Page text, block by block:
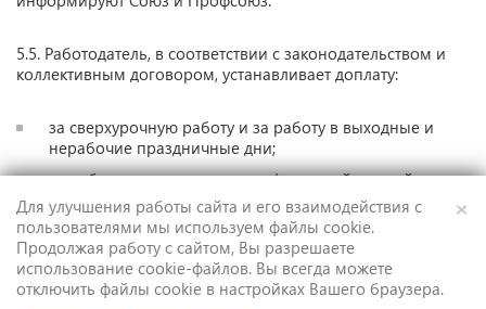
5.5. Работодатель, в соответствии с законодательством и
коллективным договором, устанавливает доплату:
за сверхурочную работу и за работу в выходные и
нерабочие праздничные дни;
за работу в вечернюю смену (вечерней сменой
считается работа в смене, которая непосредственно
предшествует ночной, - с 18.00 до 22.00 часов) – не
менее 20% часовой тарифной ставки за каждый час
работы;
за работу в ночную смену (с 22.00 до 6.00 часов) – не
×
Для улучшения работы сайта и его взаимодействия с
пользователями мы используем файлы cookie.
Продолжая работу с сайтом, Вы разрешаете
использование cookie-файлов. Вы всегда можете
отключить файлы cookie в настройках Вашего браузера.